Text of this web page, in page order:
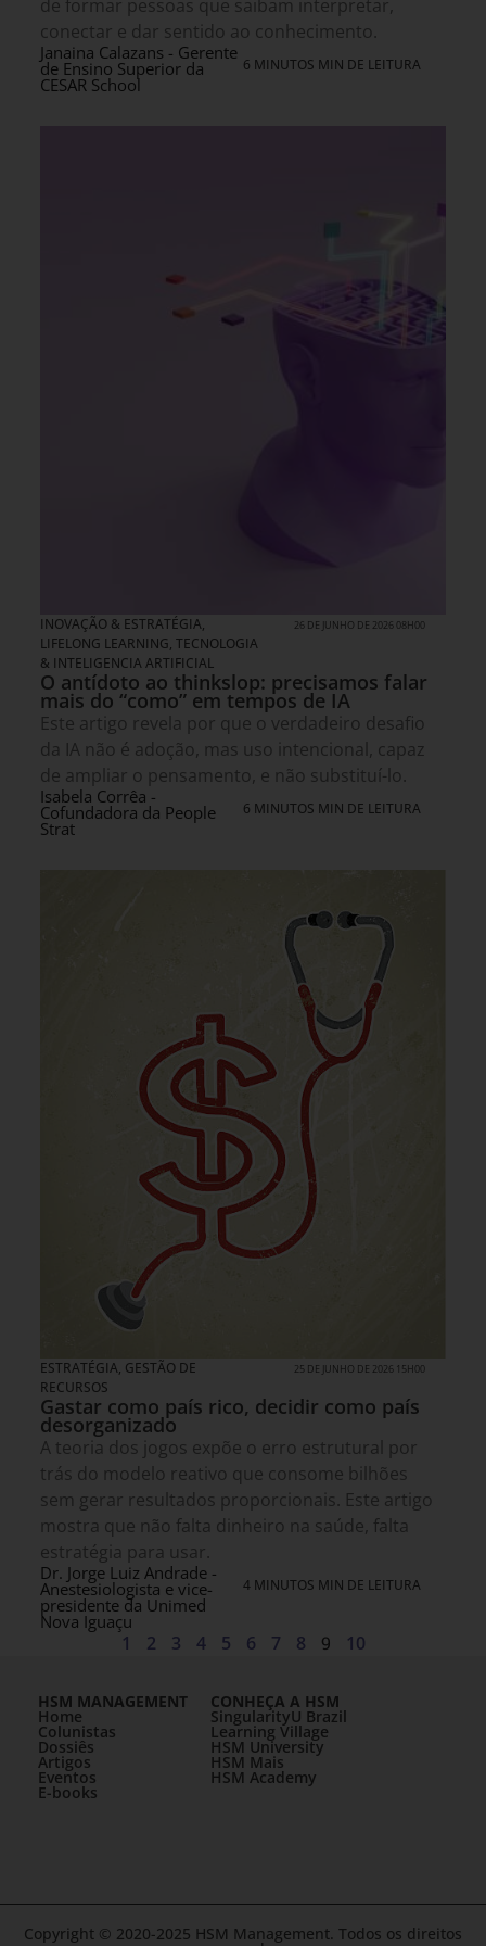
de formar pessoas que saibam interpretar,
conectar e dar sentido ao conhecimento.
Janaina Calazans - Gerente
de Ensino Superior da
CESAR School
6 MINUTOS MIN DE LEITURA
INOVAÇÃO & ESTRATÉGIA,
LIFELONG LEARNING, TECNOLOGIA
& INTELIGENCIA ARTIFICIAL
26 DE JUNHO DE 2026 08H00
O antídoto ao thinkslop: precisamos falar
mais do “como” em tempos de IA
Este artigo revela por que o verdadeiro desafio
da IA não é adoção, mas uso intencional, capaz
de ampliar o pensamento, e não substituí-lo.
Isabela Corrêa -
Cofundadora da People
Strat
6 MINUTOS MIN DE LEITURA
ESTRATÉGIA, GESTÃO DE
RECURSOS
25 DE JUNHO DE 2026 15H00
Gastar como país rico, decidir como país
desorganizado
A teoria dos jogos expõe o erro estrutural por
trás do modelo reativo que consome bilhões
sem gerar resultados proporcionais. Este artigo
mostra que não falta dinheiro na saúde, falta
estratégia para usar.
Dr. Jorge Luiz Andrade -
Anestesiologista e vice-
presidente da Unimed
Nova Iguaçu
4 MINUTOS MIN DE LEITURA
1 2 3 4 5 6 7 8 9 10
HSM MANAGEMENT
Home
Colunistas
Dossiês
Artigos
Eventos
E-books
CONHEÇA A HSM
SingularityU Brazil
Learning Village
HSM University
HSM Mais
HSM Academy
Copyright © 2020-2025 HSM Management. Todos os direitos